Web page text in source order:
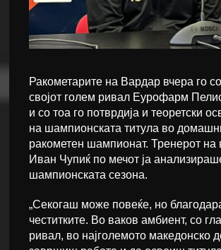
Ракометарите на Вардар вчера го
својот голем ривал Еурофарм
и со тоа го потврдија и теоретски
на шампионската титула во
ракометен шампионат. Тренерот на
Иван Чупиќ по мечот ја
шампионската сезона.
„Секогаш може повеќе, но
честитките. Во ваков амбиент, со
ривал, во најголемото македонско